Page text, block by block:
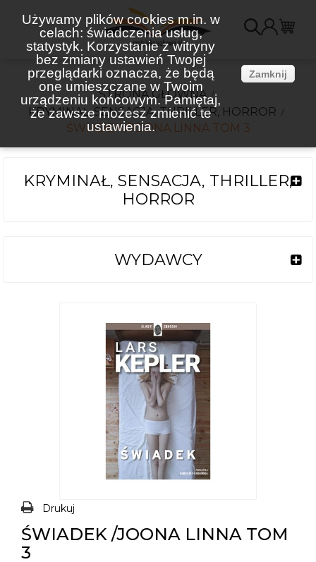
Używamy plików cookies m.in. w
celach: świadczenia usług,
statystyk. Korzystanie z witryny
bez zmiany ustawień Twojej
przeglądarki oznacza, że będą
one umieszczane w Twoim
urządzeniu końcowym. Pamiętaj,
że zawsze możesz zmienić te
ustawienia.
Zamknij
STRONA GŁÓWNA
KRYMINAŁ, SENSACJA, THRILLER, HORROR
ŚWIADEK /JOONA LINNA TOM 3
KRYMINAŁ, SENSACJA, THRILLER,
HORROR
WYDAWCY
Drukuj
ŚWIADEK /JOONA LINNA TOM
3